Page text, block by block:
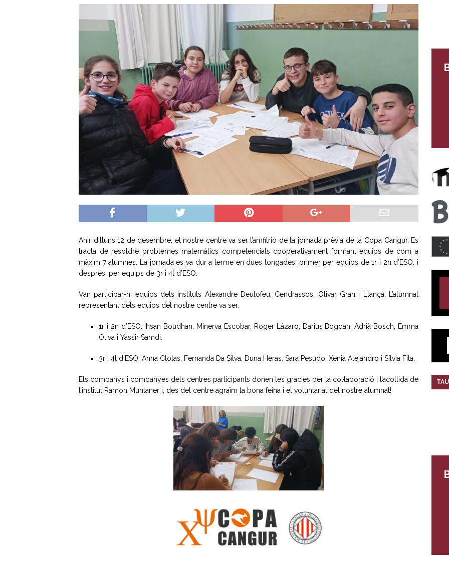
Ahir dilluns 12 de desembre, el nostre centre va ser l’amfitrió de la jornada prèvia de la Copa Cangur. Es
tracta de resoldre problemes matemàtics competencials cooperativament formant equips de com a
màxim 7 alumnes. La jornada es va dur a terme en dues tongades: primer per equips de 1r i 2n d’ESO, i
després, per equips de 3r i 4t d’ESO.
Van participar-hi equips dels instituts Alexandre Deulofeu, Cendrassos, Olivar Gran i Llançà. L’alumnat
representant dels equips del nostre centre va ser:
1r i 2n d’ESO: Ihsan Boudhan, Minerva Escobar, Roger Lázaro, Darius Bogdan, Adrià Bosch, Emma
Oliva i Yassir Samdi.
3r i 4t d’ESO: Anna Clotas, Fernanda Da Silva, Duna Heras, Sara Pesudo, Xenia Alejandro i Sílvia Fita.
Els companys i companyes dels centres participants donen les gràcies per la col·laboració i l’acollida de
l’institut Ramon Muntaner i, des del centre agraïm la bona feina i el voluntariat del nostre alumnat!